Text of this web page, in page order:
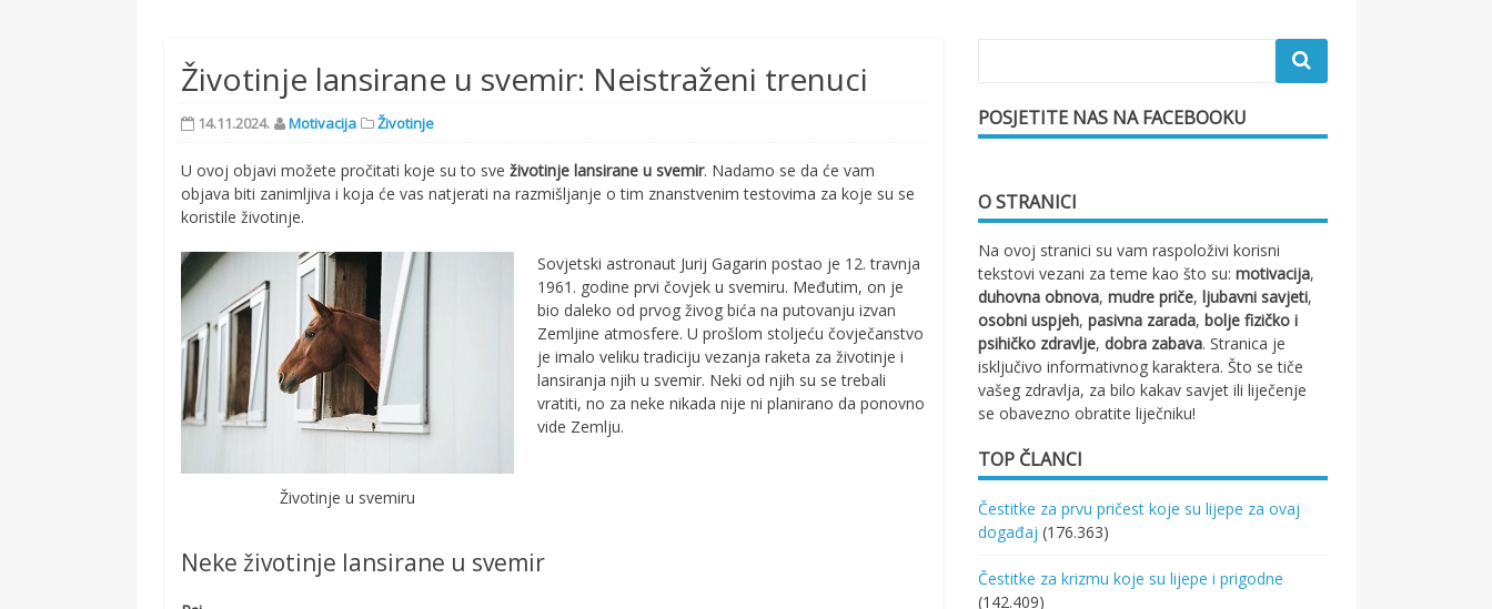
Životinje lansirane u svemir: Neistraženi trenuci
14.11.2024. Motivacija Životinje
U ovoj objavi možete pročitati koje su to sveživotinje lansirane u svemir. Nadamo se da će vam
objava biti zanimljiva i koja će vas natjerati na razmišljanje o tim znanstvenim testovima za koje su se
koristile životinje.
Životinje u svemiru
Sovjetski astronaut Jurij Gagarin postao je 12. travnja
1961. godine prvi čovjek u svemiru. Međutim, on je
bio daleko od prvog živog bića na putovanju izvan
Zemljine atmosfere. U prošlom stoljeću čovječanstvo
je imalo veliku tradiciju vezanja raketa za životinje i
lansiranja njih u svemir. Neki od njih su se trebali
vratiti, no za neke nikada nije ni planirano da ponovno
vide Zemlju.
Neke životinje lansirane u svemir
POSJETITE NAS NA FACEBOOKU
O STRANICI
Na ovoj stranici su vam raspoloživi korisni
tekstovi vezani za teme kao što su:motivacija,
duhovna obnova,mudre priče,ljubavni savjeti,
osobni uspjeh,pasivna zarada,bolje fizičko i
psihičko zdravlje,dobra zabava. Stranica je
isključivo informativnog karaktera. Što se tiče
vašeg zdravlja, za bilo kakav savjet ili liječenje
se obavezno obratite liječniku!
TOP ČLANCI
Čestitke za prvu pričest koje su lijepe za ovaj
događaj (176.363)
Čestitke za krizmu koje su lijepe i prigodne
(142.409)